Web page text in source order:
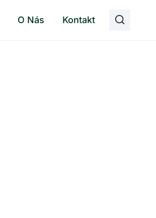
O Nás Kontakt